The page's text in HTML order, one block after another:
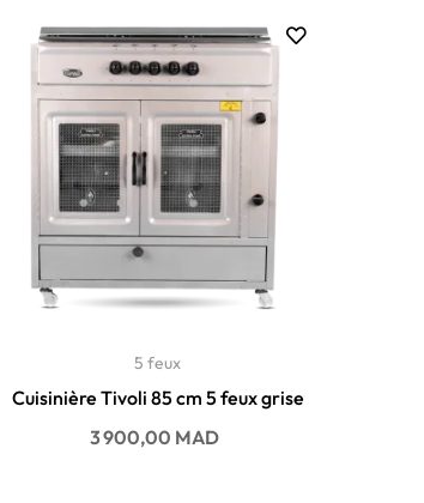
5 feux
Cuisinière Tivoli 85 cm 5 feux grise
Prix
3 900,00 MAD